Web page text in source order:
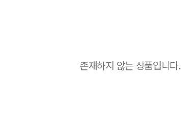
존재하지 않는 상품입니다.